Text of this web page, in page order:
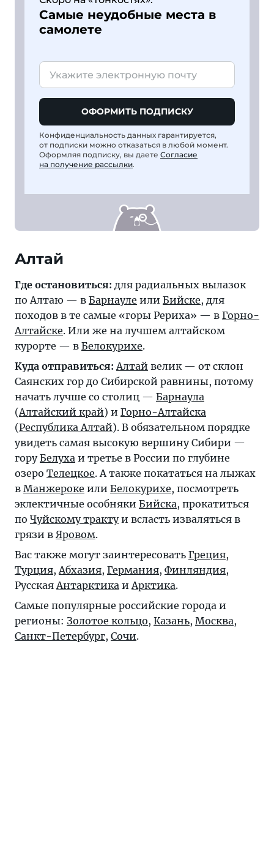
Самые неудобные места в
самолете
ОФОРМИТЬ ПОДПИСКУ
Конфиденциальность данных гарантируется,
от подписки можно отказаться в любой момент.
Оформляя подписку, вы даете Согласие
на получение рассылки.
Алтай
Где остановиться: для радиальных вылазок
по Алтаю — в Барнауле или Бийске, для
походов в те самые «горы Рериха» — в Горно-
Алтайске. Или же на лучшем алтайском
курорте — в Белокурихе.
Куда отправиться: Алтай велик — от склон
Саянских гор до Сибирской равнины, потому
начать лучше со столиц — Барнаула
(Алтайский край) и Горно-Алтайска
(Республика Алтай). В обязательном порядке
увидеть самая высокую вершину Сибири —
горуБелуха и третье в России по глубине
озеро Телецкое. А также покататься на лыжах
в Манжероке или Белокурихе, посмотреть
эклектичные особняки Бийска, прокатиться
по Чуйскому трактуи всласть изваляться в
грязи в Яровом.
Вас также могут заинтересовать Греция,
Турция,Абхазия, Германия, Финляндия,
РусскаяАнтарктика иАрктика.
Самые популярные российские города и
регионы: Золотое кольцо, Казань, Москва,
Санкт-Петербург, Сочи.